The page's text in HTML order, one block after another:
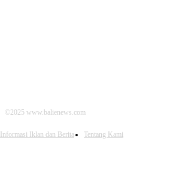
©2025 www.balienews.com
Informasi Iklan dan Berita Tentang Kami